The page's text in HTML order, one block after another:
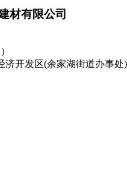
材有限公司
开发区(余家湖街道办事处)